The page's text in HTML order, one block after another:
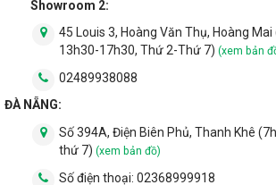
2.4. Tiếp điện chuẩn đui E27
các nhà cung cấp bán ra tại thị trường
đèn tiếp điện đui E27 là phổ biến nhất. Tiếp
Showroom 2:
45 Louis 3, Hoàng Văn Thụ, Hoàng
13h30-17h30, Thứ 2-Thứ 7) (xem bản
02489938088
ĐÀ NẴNG:
Số 394A, Điện Biên Phủ, Thanh Khê
thứ 7) (xem bản đồ)
Số điện thoại: 02368999918